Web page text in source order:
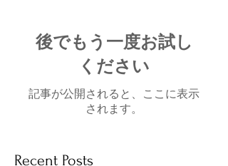
後でもう一度お試し
ください
記事が公開されると、ここに表示
されます。
Recent Posts